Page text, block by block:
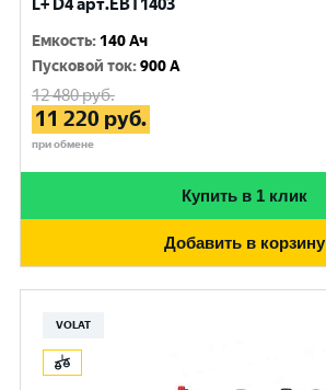
L+ D4 арт.EBT1403
Емкость: 140 Ач
Пусковой ток:900 A
12 480руб.
11 220 руб.
при обмене
Купить в 1 клик
Добавить в корзину
VOLAT